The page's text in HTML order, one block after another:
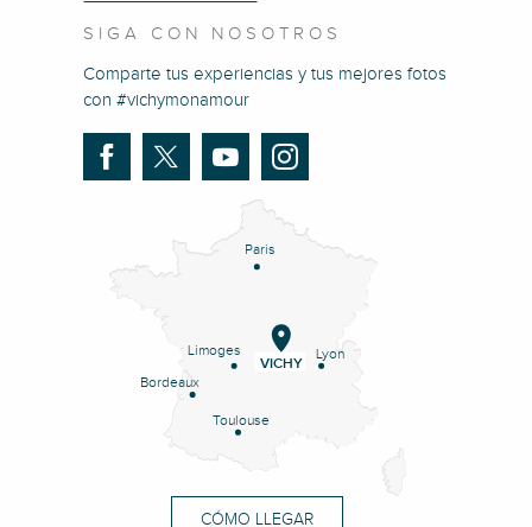
SIGA CON NOSOTROS
Comparte tus experiencias y tus mejores fotos
con #vichymonamour
Paris
Lyon
Limoges
Bordeaux
Toulouse
VICHY
CÓMO LLEGAR